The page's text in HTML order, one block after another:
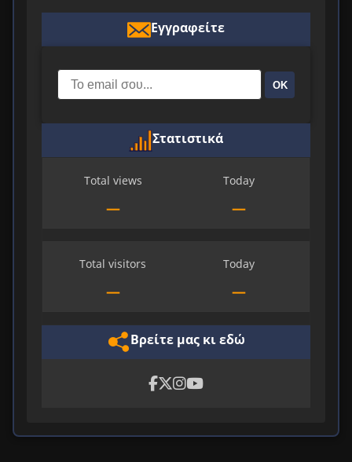
Εγγραφείτε
ΟΚ
Στατιστικά
Total views
—
Today
—
Total visitors
—
Today
—
Βρείτε μας κι εδώ